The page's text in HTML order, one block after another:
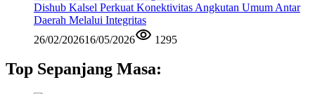
Dishub Kalsel Perkuat Konektivitas Angkutan Umum Antar
Daerah Melalui Integritas
26/02/202616/05/2026 1295
Top Sepanjang Masa: